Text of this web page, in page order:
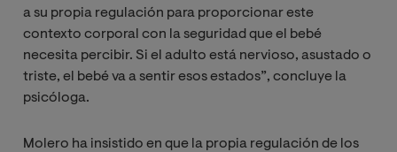
a su propia regulación para proporcionar este
contexto corporal con la seguridad que el bebé
necesita percibir. Si el adulto está nervioso, asustado o
triste, el bebé va a sentir esos estados”, concluye la
psicóloga.
Molero ha insistido en que la propia regulación de los